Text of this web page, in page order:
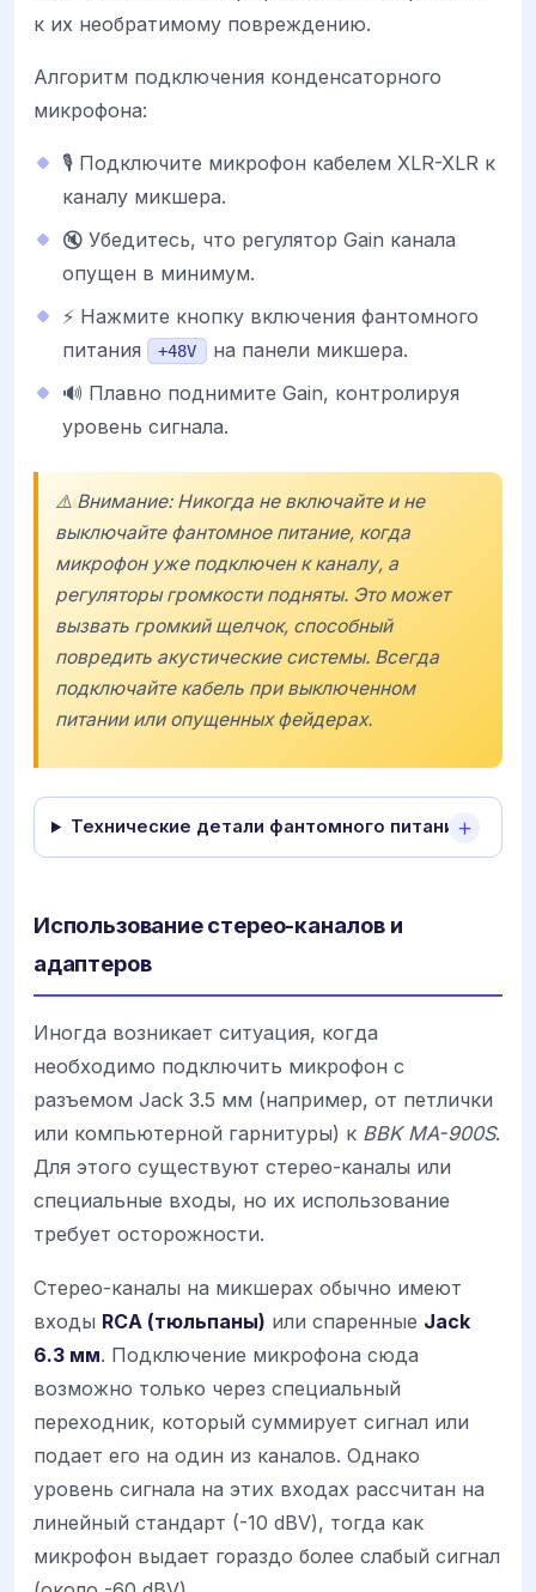
к их необратимому повреждению.
Алгоритм подключения конденсаторного
микрофона:
🎙️ Подключите микрофон кабелем XLR-XLR к
каналу микшера.
🔇 Убедитесь, что регулятор Gain канала
опущен в минимум.
⚡ Нажмите кнопку включения фантомного
питания
+48V
на панели микшера.
🔊 Плавно поднимите Gain, контролируя
уровень сигнала.
⚠️ Внимание: Никогда не включайте и не
выключайте фантомное питание, когда
микрофон уже подключен к каналу, а
регуляторы громкости подняты. Это может
вызвать громкий щелчок, способный
повредить акустические системы. Всегда
подключайте кабель при выключенном
питании или опущенных фейдерах.
Технические детали фантомного питания
Использование стерео-каналов и
адаптеров
Иногда возникает ситуация, когда
необходимо подключить микрофон с
разъемом Jack 3.5 мм (например, от петлички
или компьютерной гарнитуры) к BBK MA-900S.
Для этого существуют стерео-каналы или
специальные входы, но их использование
требует осторожности.
Стерео-каналы на микшерах обычно имеют
входы RCA (тюльпаны) или спаренные Jack
6.3 мм. Подключение микрофона сюда
возможно только через специальный
переходник, который суммирует сигнал или
подает его на один из каналов. Однако
уровень сигнала на этих входах рассчитан на
линейный стандарт (-10 dBV), тогда как
микрофон выдает гораздо более слабый сигнал